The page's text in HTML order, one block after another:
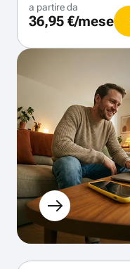
a partire da
36,95 €/mese